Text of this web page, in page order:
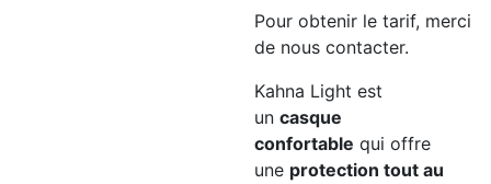
Pour obtenir le tarif, merci
de nous contacter.
Kahna Light est
uncasque
confortable qui offre
une protection tout au